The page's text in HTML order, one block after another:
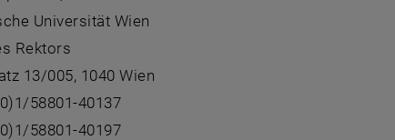
Universität Wien
Rektors
13/005, 1040 Wien
58801-40137
58801-40197